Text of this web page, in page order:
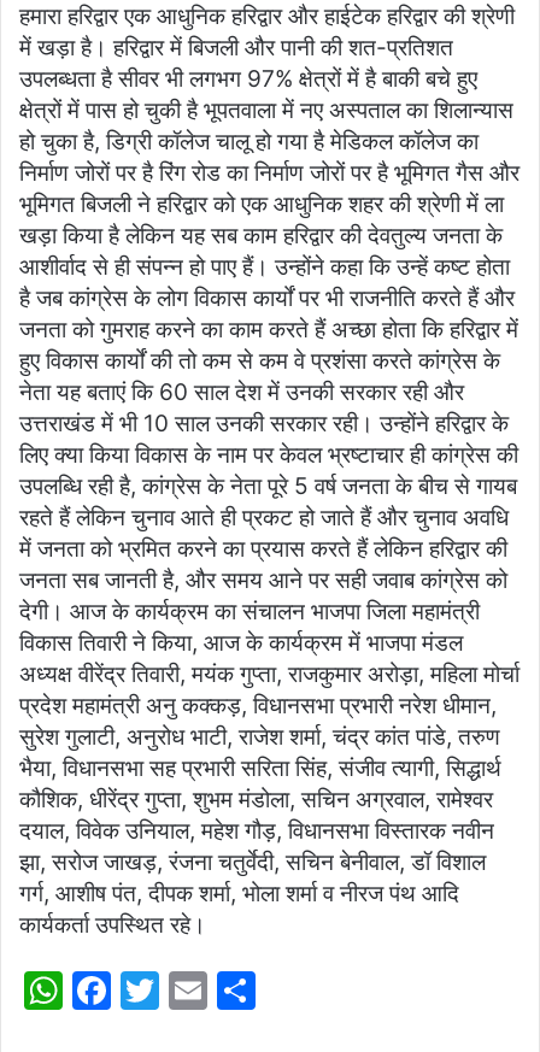
हमारा हरिद्वार एक आधुनिक हरिद्वार और हाईटेक हरिद्वार की श्रेणी
में खड़ा है। हरिद्वार में बिजली और पानी की शत-प्रतिशत
उपलब्धता है सीवर भी लगभग 97% क्षेत्रों में है बाकी बचे हुए
क्षेत्रों में पास हो चुकी है भूपतवाला में नए अस्पताल का शिलान्यास
हो चुका है, डिग्री कॉलेज चालू हो गया है मेडिकल कॉलेज का
निर्माण जोरों पर है रिंग रोड का निर्माण जोरों पर है भूमिगत गैस और
भूमिगत बिजली ने हरिद्वार को एक आधुनिक शहर की श्रेणी में ला
खड़ा किया है लेकिन यह सब काम हरिद्वार की देवतुल्य जनता के
आशीर्वाद से ही संपन्न हो पाए हैं। उन्होंने कहा कि उन्हें कष्ट होता
है जब कांग्रेस के लोग विकास कार्यों पर भी राजनीति करते हैं और
जनता को गुमराह करने का काम करते हैं अच्छा होता कि हरिद्वार में
हुए विकास कार्यों की तो कम से कम वे प्रशंसा करते कांग्रेस के
नेता यह बताएं कि 60 साल देश में उनकी सरकार रही और
उत्तराखंड में भी 10 साल उनकी सरकार रही। उन्होंने हरिद्वार के
लिए क्या किया विकास के नाम पर केवल भ्रष्टाचार ही कांग्रेस की
उपलब्धि रही है, कांग्रेस के नेता पूरे 5 वर्ष जनता के बीच से गायब
रहते हैं लेकिन चुनाव आते ही प्रकट हो जाते हैं और चुनाव अवधि
में जनता को भ्रमित करने का प्रयास करते हैं लेकिन हरिद्वार की
जनता सब जानती है, और समय आने पर सही जवाब कांग्रेस को
देगी। आज के कार्यक्रम का संचालन भाजपा जिला महामंत्री
विकास तिवारी ने किया, आज के कार्यक्रम में भाजपा मंडल
अध्यक्ष वीरेंद्र तिवारी, मयंक गुप्ता, राजकुमार अरोड़ा, महिला मोर्चा
प्रदेश महामंत्री अनु कक्कड़, विधानसभा प्रभारी नरेश धीमान,
सुरेश गुलाटी, अनुरोध भाटी, राजेश शर्मा, चंद्र कांत पांडे, तरुण
भैया, विधानसभा सह प्रभारी सरिता सिंह, संजीव त्यागी, सिद्धार्थ
कौशिक, धीरेंद्र गुप्ता, शुभम मंडोला, सचिन अग्रवाल, रामेश्वर
दयाल, विवेक उनियाल, महेश गौड़, विधानसभा विस्तारक नवीन
झा, सरोज जाखड़, रंजना चतुर्वेदी, सचिन बेनीवाल, डॉ विशाल
गर्ग, आशीष पंत, दीपक शर्मा, भोला शर्मा व नीरज पंथ आदि
कार्यकर्ता उपस्थित रहे।
W F
T
E